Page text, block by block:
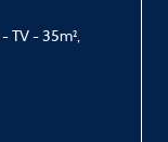
TV - 35m²,